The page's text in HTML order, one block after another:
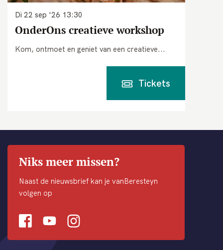
Di 22 sep '26 13:30
OnderOns creatieve workshop
Kom, ontmoet en geniet van een creatieve...
Tickets
Niks meer missen?
Naast de nieuwsbrief kan je vanBeresteyn
volgen op
FacebookYoutubeInstagram